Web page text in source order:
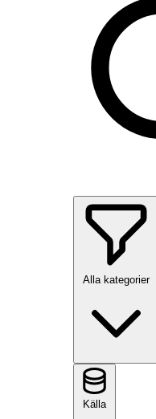
Alla kategorier
Källa